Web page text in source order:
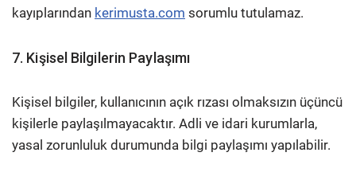
kayıplarından kerimusta.com sorumlu tutulamaz.
7. Kişisel Bilgilerin Paylaşımı
Kişisel bilgiler, kullanıcının açık rızası olmaksızın üçüncü
kişilerle paylaşılmayacaktır. Adli ve idari kurumlarla,
yasal zorunluluk durumunda bilgi paylaşımı yapılabilir.